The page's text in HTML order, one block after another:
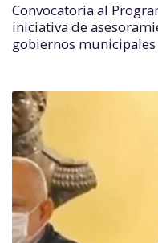
Convocatoria al
iniciativa de
gobiernos municipales